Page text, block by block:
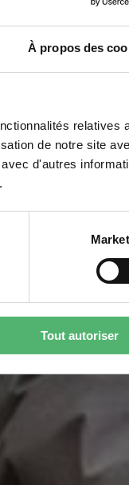
À propos des
relatives
de notre site
d'autres
Tout autoriser